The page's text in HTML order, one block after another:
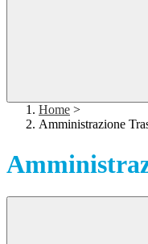
Home >
Amministrazione